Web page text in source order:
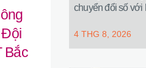
Đội
Bắc
chuyển đổi số với
4 THG 8, 2026